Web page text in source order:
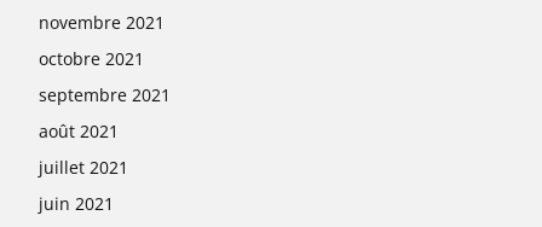
novembre 2021
octobre 2021
septembre 2021
août 2021
juillet 2021
juin 2021